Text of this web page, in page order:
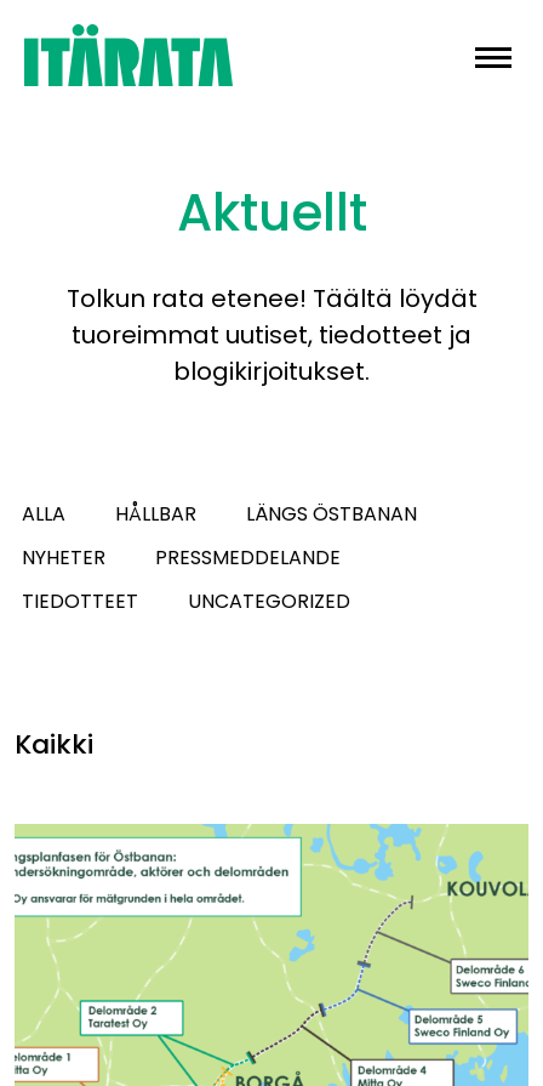
Skip
content
Aktuellt
Tolkun rata etenee! Täältä löydät
tuoreimmat uutiset, tiedotteet ja
blogikirjoitukset.
ALLA HÅLLBAR
LÄNGS ÖSTBANAN
NYHETER
PRESSMEDDELANDE
TIEDOTTEET
UNCATEGORIZED
Kaikki